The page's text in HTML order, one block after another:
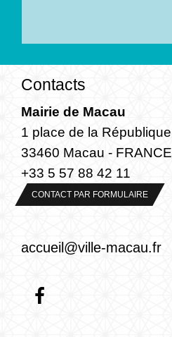
Contacts
Mairie de Macau
1 place de la République
33460 Macau - FRANCE
+33 5 57 88 42 11
CONTACT PAR FORMULAIRE
accueil@ville-macau.fr